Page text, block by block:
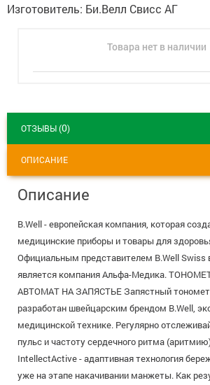
Мама и малыш
Уход за больными
Скидки и акции
+7 (495) 921-40-74
Изготовитель: Би.Велл Свисс АГ
Товара нет в наличии
ОТЗЫВЫ (0)
ОПИСАНИЕ
Описание
B.Well - европейская компания, которая
медицинские приборы и товары для
Официальным представителем B.Well Swiss
является компания Альфа-Медика.
АВТОМАТ НА ЗАПЯСТЬЕ Запястный
разработан швейцарским брендом B.Well,
медицинской технике. Регулярно
пульс и частоту сердечного ритма
IntellectActive - адаптивная технология
уже на этапе накачивании манжеты. Как